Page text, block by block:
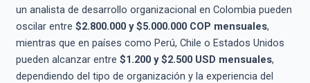
un analista de desarrollo organizacional en Colombia pueden
oscilar entre $2.800.000 y $5.000.000 COP mensuales,
mientras que en países como Perú, Chile o Estados Unidos
pueden alcanzar entre $1.200 y $2.500 USD mensuales,
dependiendo del tipo de organización y la experiencia del